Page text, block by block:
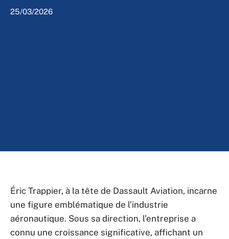
25/03/2026
Éric Trappier, à la tête de Dassault Aviation, incarne
une figure emblématique de l’industrie
aéronautique. Sous sa direction, l’entreprise a
connu une croissance significative, affichant un